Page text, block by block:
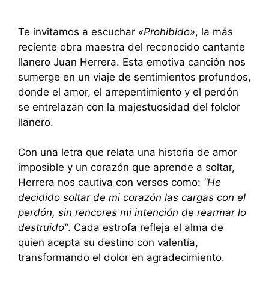
Te invitamos a escuchar «Prohibido», la más
reciente obra maestra del reconocido cantante
llanero Juan Herrera. Esta emotiva canción nos
sumerge en un viaje de sentimientos profundos,
donde el amor, el arrepentimiento y el perdón
se entrelazan con la majestuosidad del folclor
llanero.
Con una letra que relata una historia de amor
imposible y un corazón que aprende a soltar,
Herrera nos cautiva con versos como: “He
decidido soltar de mi corazón las cargas con el
perdón, sin rencores mi intención de rearmar lo
destruido”. Cada estrofa refleja el alma de
quien acepta su destino con valentía,
transformando el dolor en agradecimiento.